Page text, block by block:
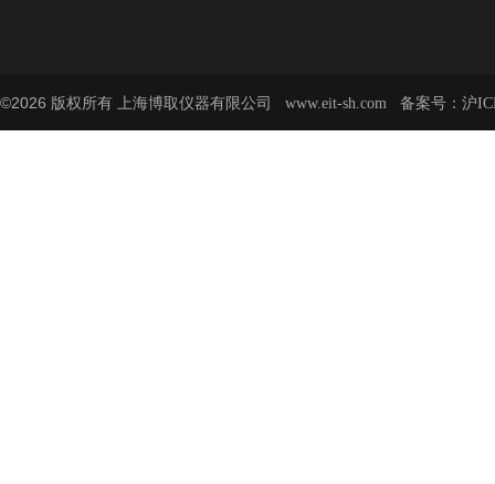
©2026 版权所有 上海博取仪器有限公司 www.eit-sh.com 备案号： 沪